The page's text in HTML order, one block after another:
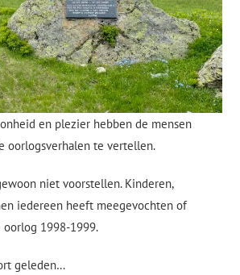
en plezier hebben de mensen
oorlogsverhalen te vertellen.
niet voorstellen. Kinderen,
iedereen heeft meegevochten of
1998-1999.
geleden…